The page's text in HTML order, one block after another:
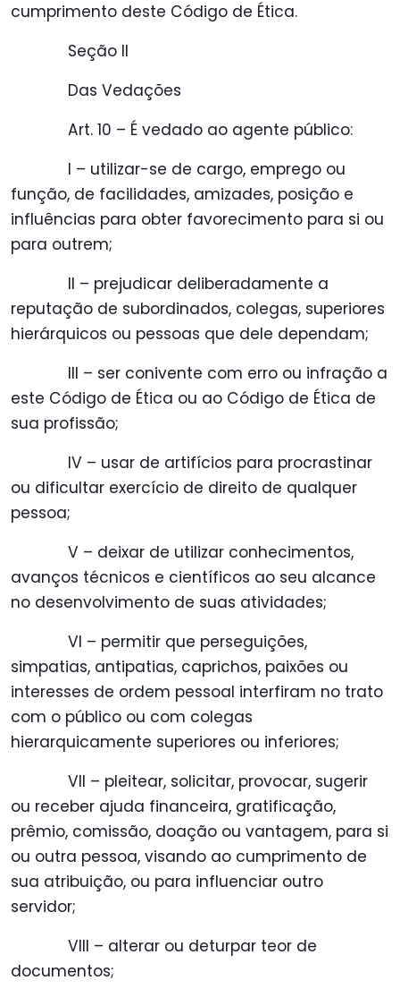
cumprimento deste Código de Ética.
Seção II
Das Vedações
Art. 10 – É vedado ao agente público:
I – utilizar-se de cargo, emprego ou
função, de facilidades, amizades, posição e
influências para obter favorecimento para si ou
para outrem;
II – prejudicar deliberadamente a
reputação de subordinados, colegas, superiores
hierárquicos ou pessoas que dele dependam;
III – ser conivente com erro ou infração a
este Código de Ética ou ao Código de Ética de
sua profissão;
IV – usar de artifícios para procrastinar
ou dificultar exercício de direito de qualquer
pessoa;
V – deixar de utilizar conhecimentos,
avanços técnicos e científicos ao seu alcance
no desenvolvimento de suas atividades;
VI – permitir que perseguições,
simpatias, antipatias, caprichos, paixões ou
interesses de ordem pessoal interfiram no trato
com o público ou com colegas
hierarquicamente superiores ou inferiores;
VII – pleitear, solicitar, provocar, sugerir
ou receber ajuda financeira, gratificação,
prêmio, comissão, doação ou vantagem, para si
ou outra pessoa, visando ao cumprimento de
sua atribuição, ou para influenciar outro
servidor;
VIII – alterar ou deturpar teor de
documentos;